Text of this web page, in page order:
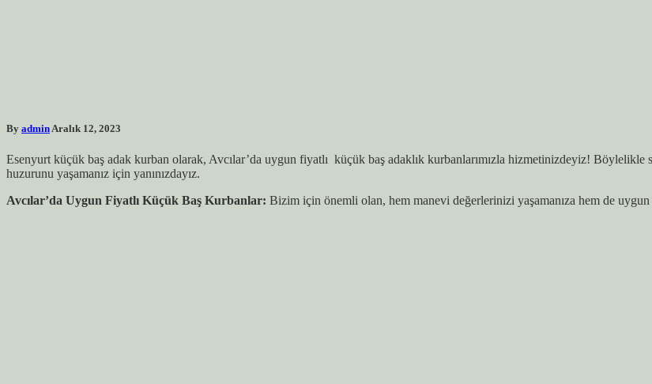
By adminAralık 12, 2023
Esenyurt küçük baş adak kurban olarak, Avcılar’da uygun fiyatlı küçük baş adaklık kurbanlarımızla hizmetinizdeyiz!
huzurunu yaşamanız için yanınızdayız.
Avcılar’da Uygun Fiyatlı Küçük Baş Kurbanlar: Bizim için önemli olan, hem manevi değerlerinizi yaşamanıza hem de uygun